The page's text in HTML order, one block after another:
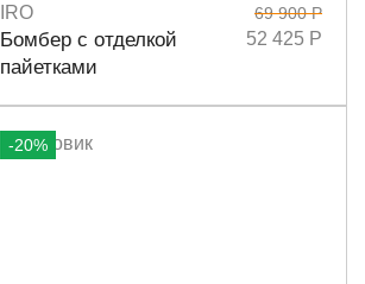
Размеры
IRO
Бомбер с отделкой
пайетками
69 900 Р
52 425 Р
-20%